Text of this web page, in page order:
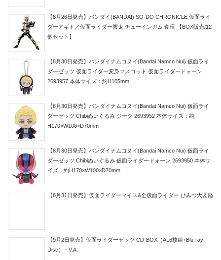
【8月26日発売】バンダイ(BANDAI) SO-DO CHRONICLE 仮面ライ
ダーアギト／仮面ライダー響鬼 チューインガム 食玩 【BOX販売/12
個セット】
【8月30日発売】バンダイナムコヌイ(Bandai Namco Nui) 仮面ライ
ダーゼッツ 仮面ライダー変身マスコット 仮面ライダードォーン
2693957 本体サイズ：約H105mm
【8月30日発売】バンダイナムコヌイ(Bandai Namco Nui) 仮面ライ
ダーゼッツ Chibiぬいぐるみ ジーク 2693952 本体サイズ：約
H170×W100×D70mm
【8月30日発売】バンダイナムコヌイ(Bandai Namco Nui) 仮面ライ
ダーゼッツ Chibiぬいぐるみ 仮面ライダードォーン 2693950 本体サ
イズ：約H170×W100×D70mm
【8月31日発売】仮面ライダーマイス&全仮面ライダー ひみつ大図鑑
【9月2日発売】仮面ライダーゼッツ CD-BOX（AL6枚組+Blu-ray
Disc） - V.A.